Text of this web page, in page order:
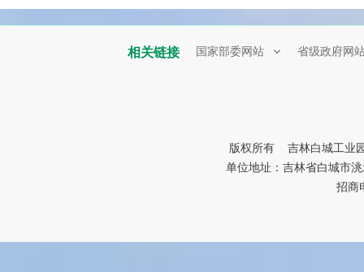
相关链接 国家部委网站 省级政府网
版权所有 吉林白城工业
单位地址：吉林省白城市
招商